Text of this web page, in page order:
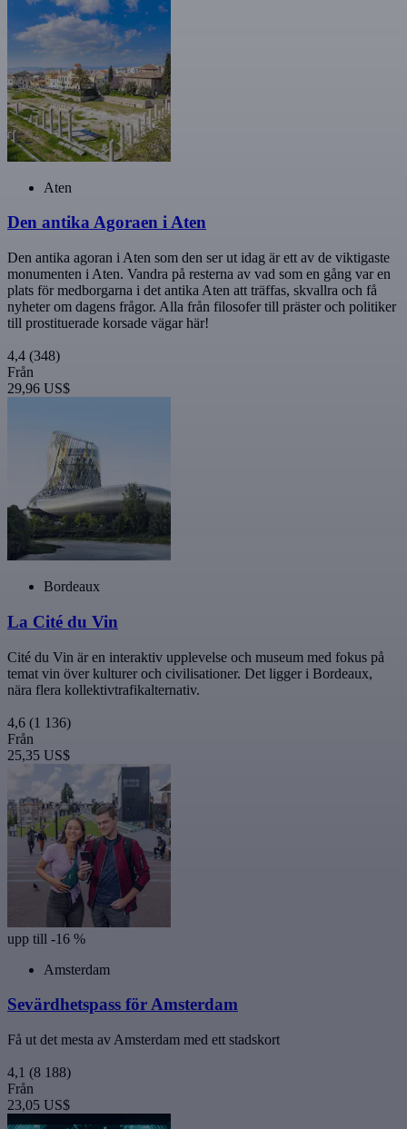
Aten
Den antika Agoraen i Aten
Den antika agoran i Aten som den ser ut idag är ett av de viktigaste
monumenten i Aten. Vandra på resterna av vad som en gång var en
plats för medborgarna i det antika Aten att träffas, skvallra och få
nyheter om dagens frågor. Alla från filosofer till präster och politiker
till prostituerade korsade vägar här!
4,4 (348)
Från
29,96 US$
Bordeaux
La Cité du Vin
Cité du Vin är en interaktiv upplevelse och museum med fokus på
temat vin över kulturer och civilisationer. Det ligger i Bordeaux,
nära flera kollektivtrafikalternativ.
4,6 (1 136)
Från
25,35 US$
upp till -16 %
Amsterdam
Sevärdhetspass för Amsterdam
Få ut det mesta av Amsterdam med ett stadskort
4,1 (8 188)
Från
23,05 US$